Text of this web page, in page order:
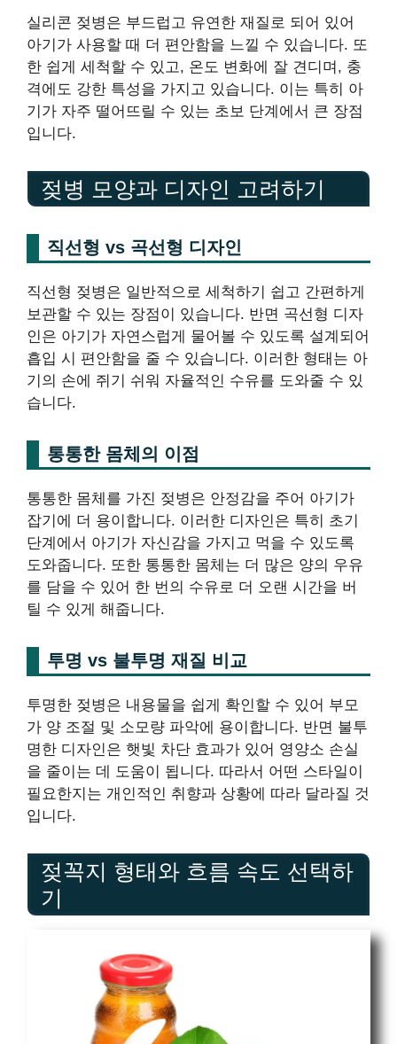
실리콘 젖병은 부드럽고 유연한 재질로 되어 있어
아기가 사용할 때 더 편안함을 느낄 수 있습니다. 또
한 쉽게 세척할 수 있고, 온도 변화에 잘 견디며, 충
격에도 강한 특성을 가지고 있습니다. 이는 특히 아
기가 자주 떨어뜨릴 수 있는 초보 단계에서 큰 장점
입니다.
젖병 모양과 디자인 고려하기
직선형 vs 곡선형 디자인
직선형 젖병은 일반적으로 세척하기 쉽고 간편하게
보관할 수 있는 장점이 있습니다. 반면 곡선형 디자
인은 아기가 자연스럽게 물어볼 수 있도록 설계되어
흡입 시 편안함을 줄 수 있습니다. 이러한 형태는 아
기의 손에 쥐기 쉬워 자율적인 수유를 도와줄 수 있
습니다.
통통한 몸체의 이점
통통한 몸체를 가진 젖병은 안정감을 주어 아기가
잡기에 더 용이합니다. 이러한 디자인은 특히 초기
단계에서 아기가 자신감을 가지고 먹을 수 있도록
도와줍니다. 또한 통통한 몸체는 더 많은 양의 우유
를 담을 수 있어 한 번의 수유로 더 오랜 시간을 버
틸 수 있게 해줍니다.
투명 vs 불투명 재질 비교
투명한 젖병은 내용물을 쉽게 확인할 수 있어 부모
가 양 조절 및 소모량 파악에 용이합니다. 반면 불투
명한 디자인은 햇빛 차단 효과가 있어 영양소 손실
을 줄이는 데 도움이 됩니다. 따라서 어떤 스타일이
필요한지는 개인적인 취향과 상황에 따라 달라질 것
입니다.
젖꼭지 형태와 흐름 속도 선택하
기